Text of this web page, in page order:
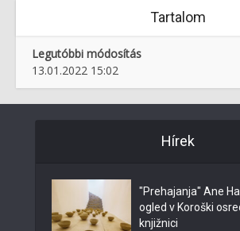
Tartalom
Legutóbbi módosítás
13.01.2022 15:02
Hírek
"Prehajanja" Ane
ogled v Koroški
knjižnici